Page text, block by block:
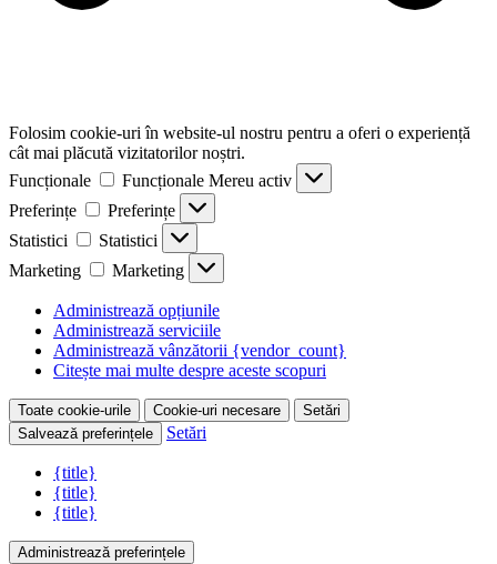
Folosim cookie-uri în website-ul nostru pentru a oferi o experiență
cât mai plăcută vizitatorilor noștri.
Funcționale
Funcționale Mereu activ
Preferințe
Preferințe
Statistici
Statistici
Marketing
Marketing
Administrează opțiunile
Administrează serviciile
Administrează vânzătorii {vendor_count}
Citește mai multe despre aceste scopuri
Toate cookie-urile Cookie-uri necesare
Setări
Salvează preferințele
Setări
{title}
{title}
{title}
Administrează preferințele